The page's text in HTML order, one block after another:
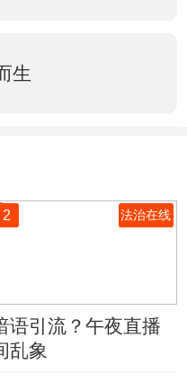
生
2 法治在线
语引流？午夜直播
乱象